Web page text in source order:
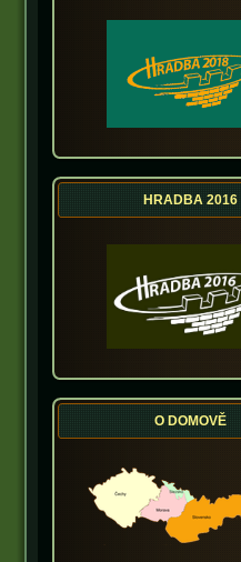
HRADBA 2016
O DOMOVĚ